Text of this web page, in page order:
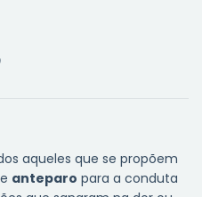
aqueles que se propõem
anteparo para a conduta